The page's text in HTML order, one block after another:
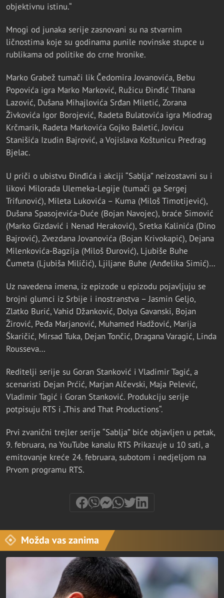
objektivnu istinu.“
Mnogi od junaka serije zasnovani su na stvarnim
ličnostima koje su godinama punile novinske stupce u
rublikama od politike do crne hronike.
Marko Grabež tumači lik Čedomira Jovanovića, Bebu
Popovića igra Marko Marković, Ružicu Đinđić Tihana
Lazović, Dušana Mihajlovića Srđan Miletić, Zorana
Živkovića Igor Borojević, Radeta Bulatovića igra Miodrag
Krčmarik, Radeta Markovića Gojko Baletić, Jovicu
Stanišića Izudin Bajrović, a Vojislava Koštunicu Predrag
Bjelac.
U priči o ubistvu Đinđića i akciji “Sablja” neizostavni su i
likovi Milorada Ulemeka-Legije (tumači ga Sergej
Trifunović), Mileta Lukovića – Kuma (Miloš Timotijević),
Dušana Spasojevića-Duće (Bojan Navojec), braće Simović
(Marko Gizdavić i Nenad Heraković), Sretka Kalinića (Dino
Bajrović), Zvezdana Jovanovića (Bojan Krivokapić), Dejana
Milenkovića-Bagzija (Miloš Đurović), Ljubiše Buhe
Čumeta (Ljubiša Miličić), Ljiljane Buhe (Anđelika Simić)…
Uz navedena imena, iz epizode u epizodu pojavljuju se
brojni glumci iz Srbije i inostranstva – Jasmin Geljo,
Zlatko Burić, Vahid Džanković, Dolya Gavanski, Bojan
Žirović, Peđa Marjanović, Muhamed Hadžović, Marija
Škaričić, Mirsad Tuka, Dejan Tončić, Dragana Varagić, Linda
Rousseva…
Reditelji serije su Goran Stanković i Vladimir Tagić, a
scenaristi Dejan Prćić, Marjan Alčevski, Maja Pelević,
Vladimir Tagić i Goran Stanković. Produkciju serije
potpisuju RTS i „This and That Productions“.
Prvi zvanični trejler serije “Sablja” biće objavljen u petak,
9. februara, na YouTube kanalu RTS Prikazuje u 10 sati, a
emitovanje kreće 24. februara, subotom i nedjeljom na
Prvom programu RTS.
Možda vas zanima